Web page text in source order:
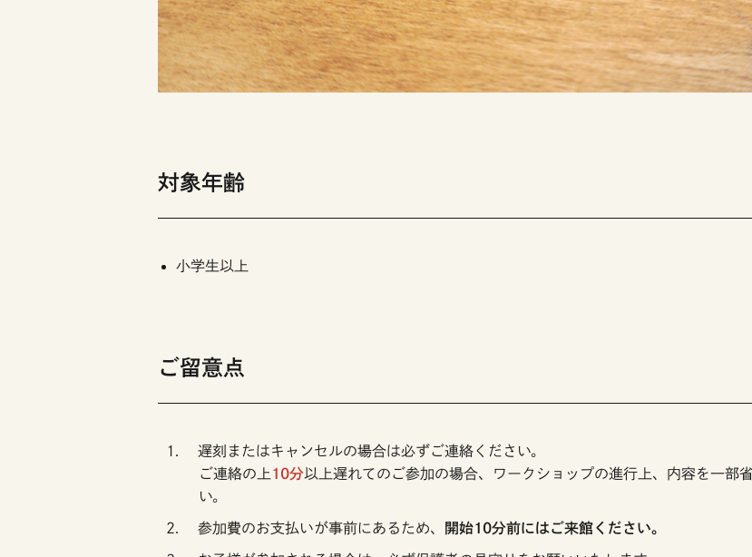
対象年齢
小学生以上
ご留意点
遅刻またはキャンセルの場合は必ずご連絡ください。
ご連絡の上 10分以上遅れてのご参加の場合、ワークショップの進行上、内容を一部
い。
参加費のお支払いが事前にあるため、 開始10分前にはご来館ください。